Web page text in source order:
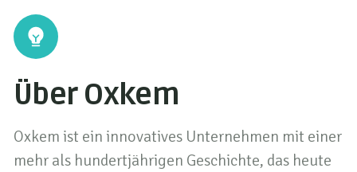
Über Oxkem
Oxkem ist ein innovatives Unternehmen mit einer
mehr als hundertjährigen Geschichte, das heute